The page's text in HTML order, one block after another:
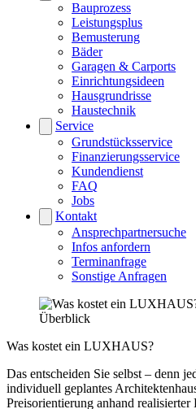
Bauprozess
Leistungsplus
Bemusterung
Bäder
Garagen & Carports
Einrichtungsideen
Hausgrundrisse
Haustechnik
Service
Grundstücksservice
Finanzierungsservice
Kundendienst
FAQ
Jobs
Kontakt
Ansprechpartnersuche
Infos anfordern
Terminanfrage
Sonstige Anfragen
Was kostet ein LUXHAUS?
Das entscheiden Sie selbst – denn
individuell geplantes
Preisorientierung anhand